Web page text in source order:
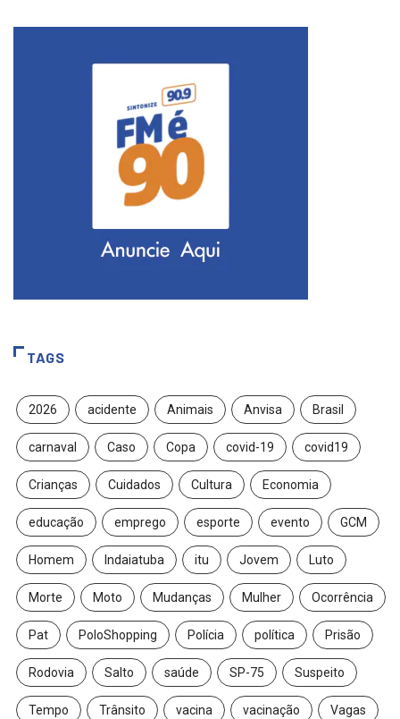
TAGS
2026 acidente Animais Anvisa Brasil
carnaval Caso Copa covid-19 covid19
Crianças Cuidados Cultura Economia
educação emprego esporte evento GCM
Homem Indaiatuba itu Jovem Luto
Morte Moto Mudanças Mulher Ocorrência
Pat PoloShopping Polícia política Prisão
Rodovia Salto saúde SP-75 Suspeito
Tempo Trânsito vacina vacinação Vagas